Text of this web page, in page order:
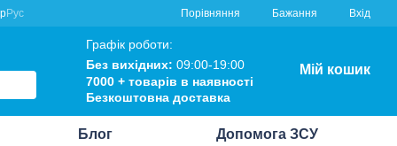
Рус Порівняння Бажання Вхід
Графік роботи:
Без вихідних: 09:00-19:00
7000 + товарів в наявності
Безкоштовна доставка
Мій кошик
Блог Допомога ЗСУ